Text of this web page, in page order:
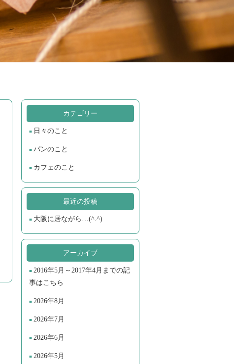
カテゴリー
日々のこと
パンのこと
カフェのこと
最近の投稿
大阪に居ながら…(^.^)
アーカイブ
2016年5月～2017年4月までの記
事はこちら
2026年8月
2026年7月
2026年6月
2026年5月